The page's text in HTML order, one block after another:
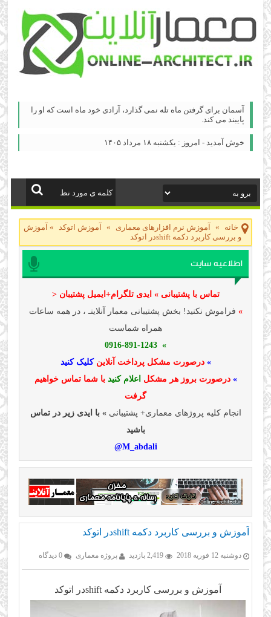
آسمان برای گرفتن ماه تله نمی گذارد، آزادی خود ماه است كه او را
پایبند می كند.
خوش آمدید - امروز : یکشنبه ۱۸ مرداد ۱۴۰۵
خانه » آموزش نرم افزارهای معماری » آموزش اتوکد » آموزش
و بررسی كاربرد دكمه shiftدر اتوكد
اطلاعیه سایت
تماس با پشتیبانی » ایدی تلگرام+ایمیل پشتیبان <
» فراموش نکنید! بخش پشتیبانی معمار آنلاینـ ، در همه ساعات
همراه شماست
» 0916-891-1243
» درصورت مشکل پرداخت آنلاینکلیک کنید
» درصورت بروز هر مشکل اعلام کنید با شما تماس خواهیم
گرفت
انجام کلیه پروژهای معماری+ پشتیبانی» با ایدی زیر در تماس
باشید
M_abdali@
آموزش و بررسی كاربرد دكمه shiftدر اتوكد
دوشنبه 12 فوریه 2018 2,419 بازدید پروژه معماری 0 دیدگاه
آموزش و بررسی كاربرد دكمه shiftدر اتوكد